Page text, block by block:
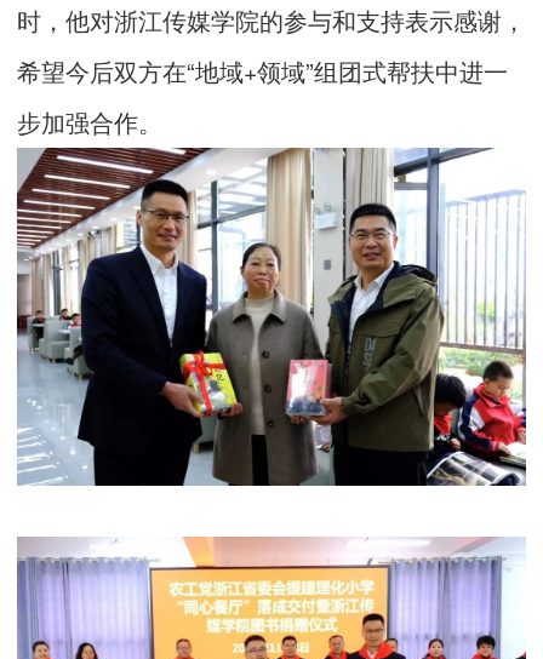
时，他对浙江传媒学院的参与和支持表示感谢，
希望今后双方在“地域+领域”组团式帮扶中进一
步加强合作。